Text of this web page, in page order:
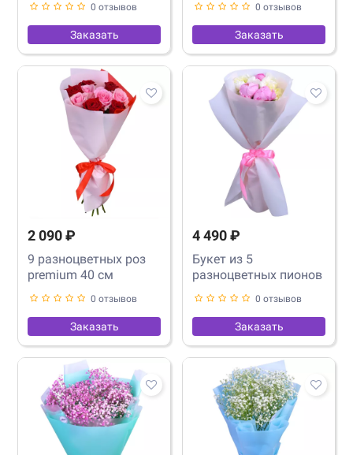
0 отзывов
Заказать
0 отзывов
Заказать
2 090 ₽
9 разноцветных роз
premium 40 см
0 отзывов
Заказать
4 490 ₽
Букет из 5
разноцветных пионов
0 отзывов
Заказать